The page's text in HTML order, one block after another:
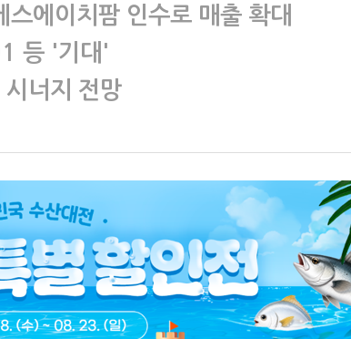
에이치팜 인수로 매출 확대
등 '기대'
너지 전망